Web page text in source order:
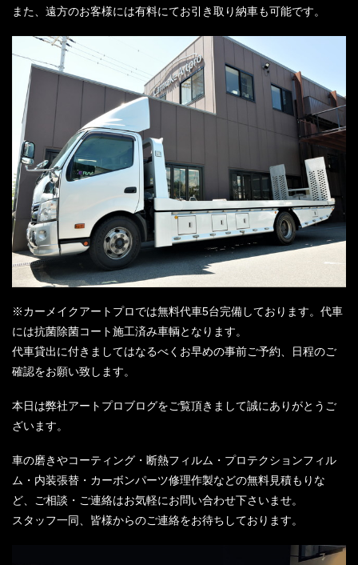
また、遠方のお客様には有料にてお引き取り納車も可能です。
※カーメイクアートプロでは無料代車5台完備しております。代車
には抗菌除菌コート施工済み車輌となります。
代車貸出に付きましてはなるべくお早めの事前ご予約、日程のご
確認をお願い致します。
本日は弊社アートプロブログをご覧頂きまして誠にありがとうご
ざいます。
車の磨きやコーティング・断熱フィルム・プロテクションフィル
ム・内装張替・カーボンパーツ修理作製などの無料見積もりな
ど、ご相談・ご連絡はお気軽にお問い合わせ下さいませ。
スタッフ一同、皆様からのご連絡をお待ちしております。